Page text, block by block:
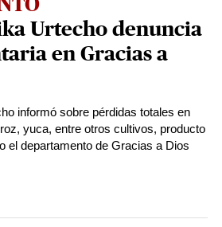
Urtecho denuncia
en Gracias a
informó sobre pérdidas totales en
yuca, entre otros cultivos, producto
el departamento de Gracias a Dios